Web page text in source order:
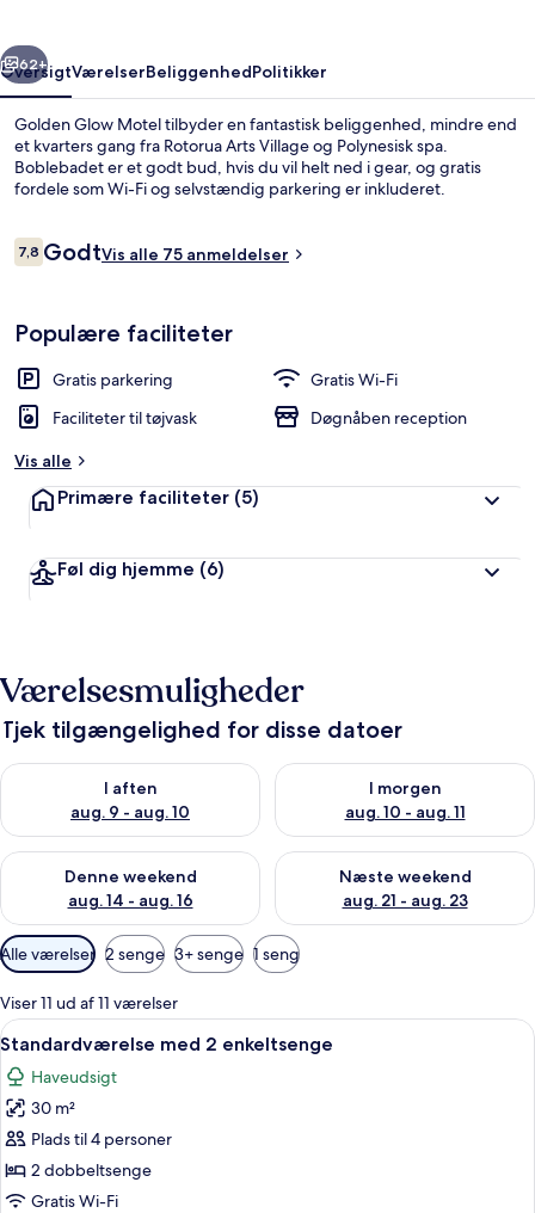
Næste
62+
OversigtVærelserBeliggenhedPolitikker
Golden Glow Motel tilbyder en fantastisk beliggenhed, mindre end
et kvarters gang fra Rotorua Arts Village og Polynesisk spa.
Boblebadet er et godt bud, hvis du vil helt ned i gear, og gratis
fordele som Wi-Fi og selvstændig parkering er inkluderet.
Anmeldelser
7,87,8 ud af 10.
GodtVis alle 75 anmeldelser
Populære faciliteter
Gratis parkering
Gratis Wi-Fi
Faciliteter til tøjvask
Døgnåben reception
Vis alle
Primære faciliteter (5)
Føl dig hjemme (6)
Værelsesmuligheder
Tjek tilgængelighed for disse datoer
I aften
aug. 9 - aug. 10
Tjek tilgængelighed for i aften aug. 9 - aug. 10
I morgen
aug. 10 - aug. 11
Tjek tilgængelighed for i
Denne weekend
aug. 14 - aug. 16
Tjek tilgængelighed for denne weekend aug. 14 - aug. 16
Næste weekend
aug. 21 - aug. 23
Tjek tilgængelighed for næste
Tilgængelige
filtre
for
værelser
Alle værelser 2 senge 3+ senge 1 seng
Viser 11 ud af 11 værelser
Indlæs
alle
billeder
af
Standardværelse
med
2
Et hotelværelse med to senge, et
7
Standardværelse med 2 enkeltsenge
Haveudsigt
30 m²
Plads til 4 personer
2 dobbeltsenge
Gratis Wi-Fi